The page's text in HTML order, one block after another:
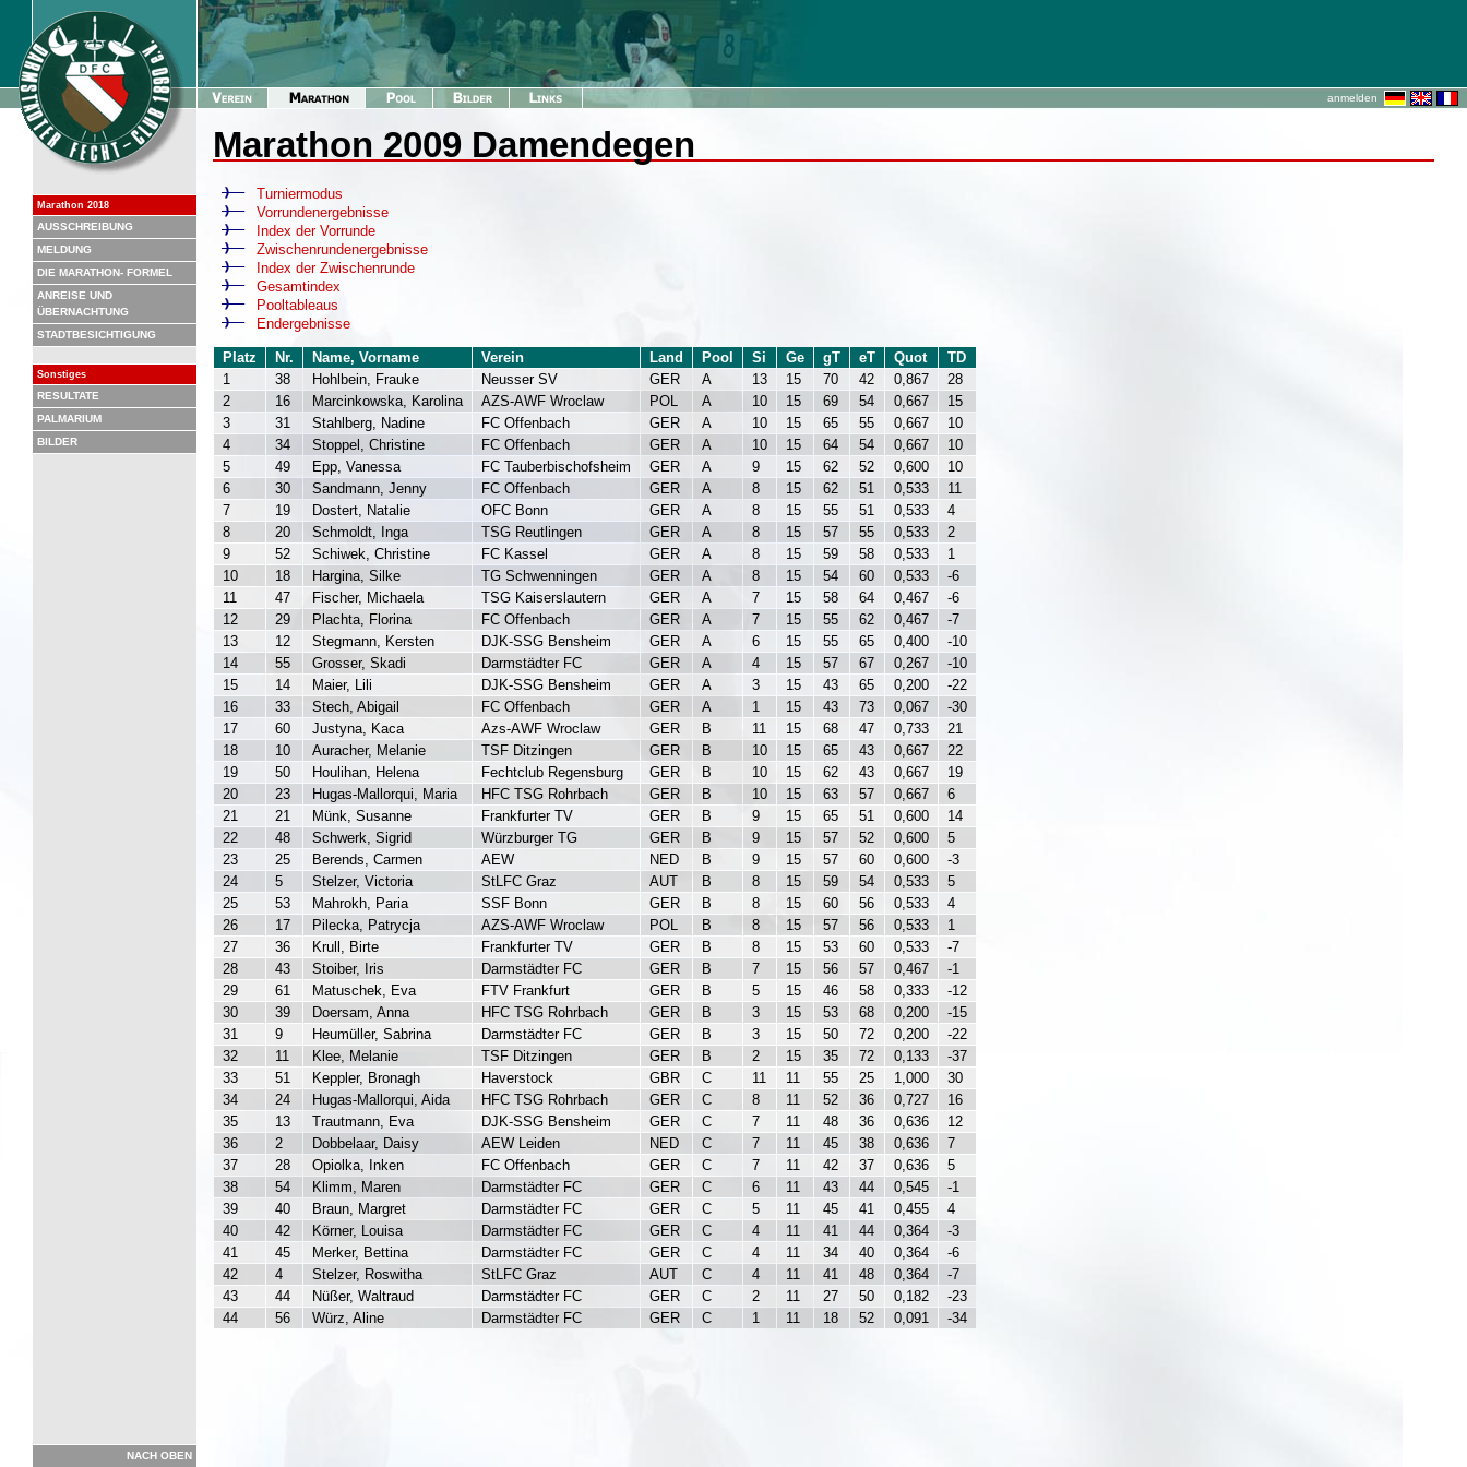
anmelden
Marathon 2018
AUSSCHREIBUNG
MELDUNG
DIE MARATHON- FORMEL
ANREISE UND
ÜBERNACHTUNG
STADTBESICHTIGUNG
Sonstiges
RESULTATE
PALMARIUM
BILDER
Marathon 2009 Damendegen
Turniermodus
Vorrundenergebnisse
Index der Vorrunde
Zwischenrundenergebnisse
Index der Zwischenrunde
Gesamtindex
Pooltableaus
Endergebnisse
Platz Nr. Name, Vorname Verein Land Pool Si Ge gT eT Quot
TD
1
38 Hohlbein, Frauke Neusser SV GER A 13 15 70 42 0,867
28
2
16 Marcinkowska, Karolina AZS-AWF Wroclaw POL A 10 15 69 54 0,667
15
3
31 Stahlberg, Nadine FC Offenbach GER A 10 15 65 55 0,667
10
4
34 Stoppel, Christine FC Offenbach GER A 10 15 64 54 0,667
10
5
49 Epp, Vanessa FC Tauberbischofsheim GER A 9 15 62 52 0,600
10
6
30 Sandmann, Jenny FC Offenbach GER A 8 15 62 51 0,533
11
7
19 Dostert, Natalie OFC Bonn GER A 8 15 55 51 0,533
4
8
20 Schmoldt, Inga TSG Reutlingen GER A 8 15 57 55 0,533
2
9
52 Schiwek, Christine FC Kassel GER A 8 15 59 58 0,533
1
10
18 Hargina, Silke TG Schwenningen GER A 8 15 54 60 0,533
-6
11
47 Fischer, Michaela TSG Kaiserslautern GER A 7 15 58 64 0,467
-6
12
29 Plachta, Florina FC Offenbach GER A 7 15 55 62 0,467
-7
13
12 Stegmann, Kersten DJK-SSG Bensheim GER A 6 15 55 65 0,400
-10
14
55 Grosser, Skadi Darmstädter FC GER A 4 15 57 67 0,267
-10
15
14 Maier, Lili DJK-SSG Bensheim GER A 3 15 43 65 0,200
-22
16
33 Stech, Abigail FC Offenbach GER A 1 15 43 73 0,067
-30
17
60 Justyna, Kaca Azs-AWF Wroclaw GER B 11 15 68 47 0,733
21
18
10 Auracher, Melanie TSF Ditzingen GER B 10 15 65 43 0,667
22
19
50 Houlihan, Helena Fechtclub Regensburg GER B 10 15 62 43 0,667
19
20
23 Hugas-Mallorqui, Maria HFC TSG Rohrbach GER B 10 15 63 57 0,667
6
21
21 Münk, Susanne Frankfurter TV GER B 9 15 65 51 0,600
14
22
48 Schwerk, Sigrid Würzburger TG GER B 9 15 57 52 0,600
5
23
25 Berends, Carmen AEW NED B 9 15 57 60 0,600
-3
24
5 Stelzer, Victoria StLFC Graz AUT B 8 15 59 54 0,533
5
25
53 Mahrokh, Paria SSF Bonn GER B 8 15 60 56 0,533
4
26
17 Pilecka, Patrycja AZS-AWF Wroclaw POL B 8 15 57 56 0,533
1
27
36 Krull, Birte Frankfurter TV GER B 8 15 53 60 0,533
-7
28
43 Stoiber, Iris Darmstädter FC GER B 7 15 56 57 0,467
-1
29
61 Matuschek, Eva FTV Frankfurt GER B 5 15 46 58 0,333
-12
30
39 Doersam, Anna HFC TSG Rohrbach GER B 3 15 53 68 0,200
-15
31
9 Heumüller, Sabrina Darmstädter FC GER B 3 15 50 72 0,200
-22
32
11 Klee, Melanie TSF Ditzingen GER B 2 15 35 72 0,133
-37
33
51 Keppler, Bronagh Haverstock GBR C 11 11 55 25 1,000
30
34
24 Hugas-Mallorqui, Aida HFC TSG Rohrbach GER C 8 11 52 36 0,727
16
35
13 Trautmann, Eva DJK-SSG Bensheim GER C 7 11 48 36 0,636
12
36
2 Dobbelaar, Daisy AEW Leiden NED C 7 11 45 38 0,636
7
37
28 Opiolka, Inken FC Offenbach GER C 7 11 42 37 0,636
5
38
54 Klimm, Maren Darmstädter FC GER C 6 11 43 44 0,545
-1
39
40 Braun, Margret Darmstädter FC GER C 5 11 45 41 0,455
4
40
42 Körner, Louisa Darmstädter FC GER C 4 11 41 44 0,364
-3
41
45 Merker, Bettina Darmstädter FC GER C 4 11 34 40 0,364
-6
42
4 Stelzer, Roswitha StLFC Graz AUT C 4 11 41 48 0,364
-7
43
44 Nüßer, Waltraud Darmstädter FC GER C 2 11 27 50 0,182
-23
44
56 Würz, Aline Darmstädter FC GER C 1 11 18 52 0,091 -34
NACH OBEN